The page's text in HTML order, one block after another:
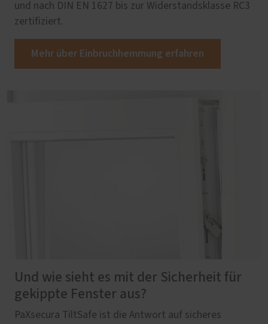
und nach DIN EN 1627 bis zur Widerstandsklasse RC3
zertifiziert.
Mehr über Einbruchhemmung erfahren
Und wie sieht es mit der Sicherheit für
gekippte Fenster aus?
PaXsecura TiltSafe ist die Antwort auf sicheres